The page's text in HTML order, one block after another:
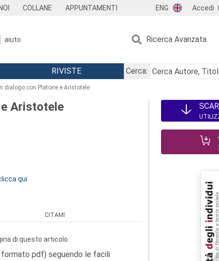
COLLANE APPUNTAMENTI ENG Accedi
aiuto Ricerca Avanzata
RIVISTE
Cerca:
dialogo con Platone e Aristotele
Aristotele
qui
CITAMI
di questo articolo.
pdf) seguendo le facili